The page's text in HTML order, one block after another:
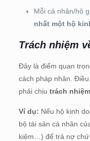
Mỗi cá nhân/hộ
nhất một hộ
Trách nhiệm
Đây là điểm quan
cách pháp nhân.
phải chịu trách
Ví dụ: Nếu hộ kinh
bộ tài sản cá nhân
kiệm…) để trả nợ chứ